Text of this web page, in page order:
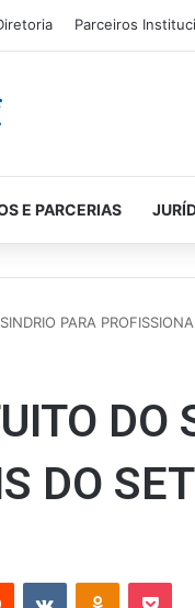
Parceiros
E PARCERIAS
PARA
DO
DO
Reddit VK OK